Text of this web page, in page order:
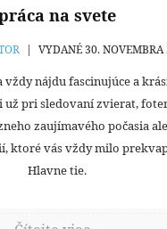
na svete
| VYDANÉ 30. NOVEMBRA
vždy nájdu fascinujúce a
už pri sledovaní zvierat,
zaujímavého počasia
ktoré vás vždy milo
Hlavne tie.